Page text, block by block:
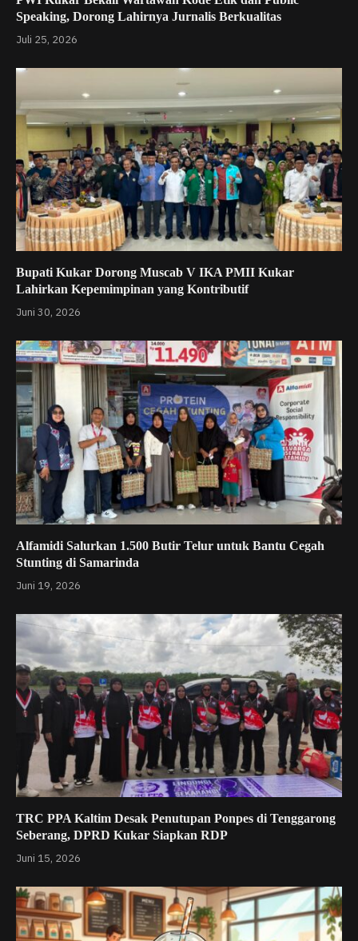
Speaking, Dorong Lahirnya Jurnalis Berkualitas
Juli 25, 2026
Bupati Kukar Dorong Muscab V IKA PMII Kukar
Lahirkan Kepemimpinan yang Kontributif
Juni 30, 2026
Alfamidi Salurkan 1.500 Butir Telur untuk Bantu Cegah
Stunting di Samarinda
Juni 19, 2026
TRC PPA Kaltim Desak Penutupan Ponpes di Tenggarong
Seberang, DPRD Kukar Siapkan RDP
Juni 15, 2026